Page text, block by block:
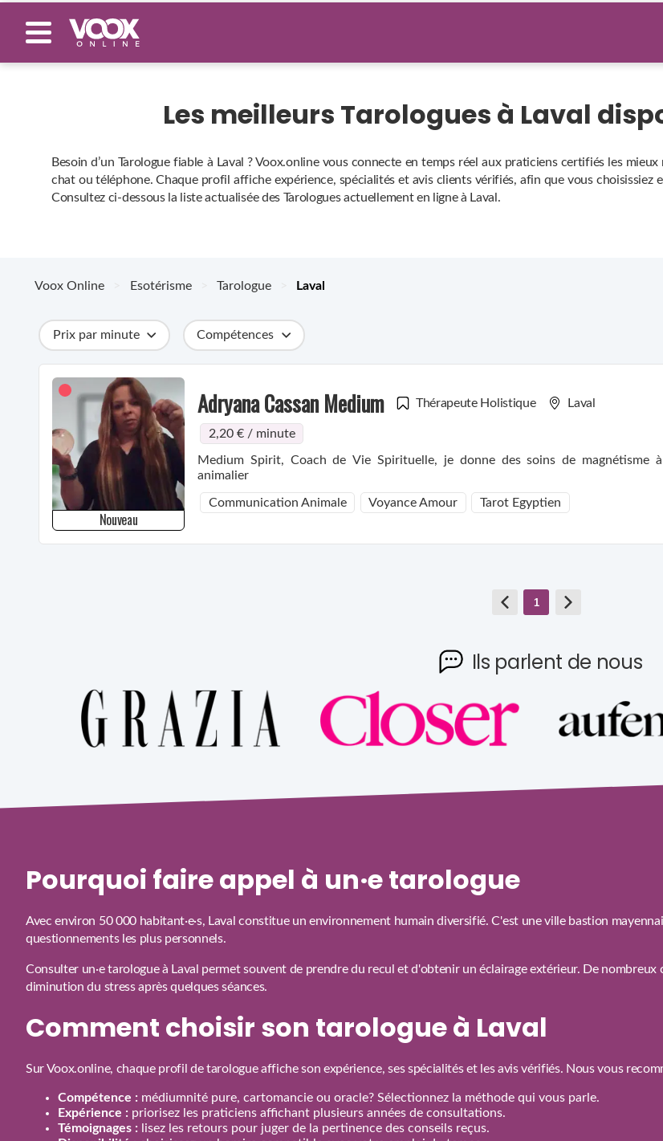
Les meilleurs Tarologues à Laval
Besoin d’un Tarologue fiable à Laval ? Voox.online vous connecte en temps réel aux praticiens certifiés les
chat ou téléphone. Chaque profil affiche expérience, spécialités et avis clients vérifiés, afin que vous
Consultez ci‑dessous la liste actualisée des Tarologues actuellement en ligne à Laval.
Voox Online Esotérisme Tarologue Laval
Prix par minute
Catégories
Métiers
Compétences
Nouveau
Adryana Cassan Medium Thérapeute Holistique Laval
2,20 € / minute
Medium Spirit, Coach de Vie Spirituelle, je donne des soins de magnétisme
animalier
Communication Animale Voyance Amour Tarot Egyptien
1
Ils parlent de nous
Pourquoi faire appel à un·e tarologue
Avec environ 50 000 habitant·e·s, Laval constitue un environnement humain diversifié. C'est une ville bastion
questionnements les plus personnels.
Consulter un·e tarologue à Laval permet souvent de prendre du recul et d'obtenir un éclairage extérieur. De
diminution du stress après quelques séances.
Comment choisir son tarologue à Laval
Sur Voox.online, chaque profil de tarologue affiche son expérience, ses spécialités et les avis vérifiés. Nous vous
Compétence : médiumnité pure, cartomancie ou oracle? Sélectionnez la méthode qui vous parle.
Expérience : priorisez les praticiens affichant plusieurs années de consultations.
Témoignages : lisez les retours pour juger de la pertinence des conseils reçus.